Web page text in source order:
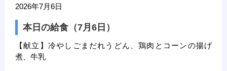
2026年7月6日
本日の給食（7月6日）
【献立】冷やしごまだれうどん、鶏肉とコーンの揚げ
煮、牛乳